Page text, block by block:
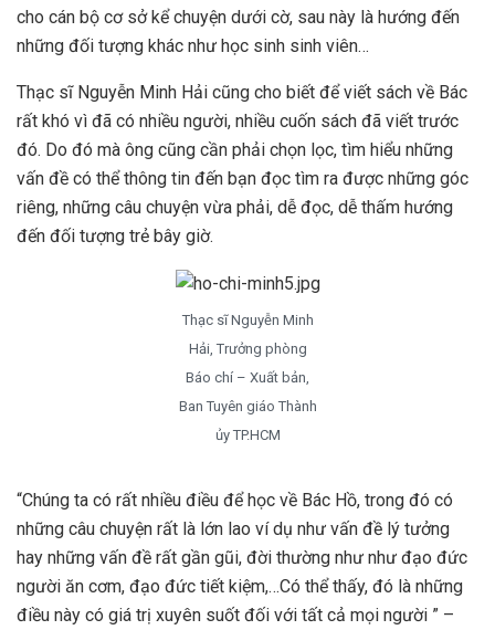
cho cán bộ cơ sở kể chuyện dưới cờ, sau này là hướng đến
những đối tượng khác như học sinh sinh viên…
Thạc sĩ Nguyễn Minh Hải cũng cho biết để viết sách về Bác
rất khó vì đã có nhiều người, nhiều cuốn sách đã viết trước
đó. Do đó mà ông cũng cần phải chọn lọc, tìm hiểu những
vấn đề có thể thông tin đến bạn đọc tìm ra được những góc
riêng, những câu chuyện vừa phải, dễ đọc, dễ thấm hướng
đến đối tượng trẻ bây giờ.
Thạc sĩ Nguyễn Minh
Hải, Trưởng phòng
Báo chí – Xuất bản,
Ban Tuyên giáo Thành
ủy TP.HCM
“Chúng ta có rất nhiều điều để học về Bác Hồ, trong đó có
những câu chuyện rất là lớn lao ví dụ như vấn đề lý tưởng
hay những vấn đề rất gần gũi, đời thường như như đạo đức
người ăn cơm, đạo đức tiết kiệm,…Có thể thấy, đó là những
điều này có giá trị xuyên suốt đối với tất cả mọi người ” –